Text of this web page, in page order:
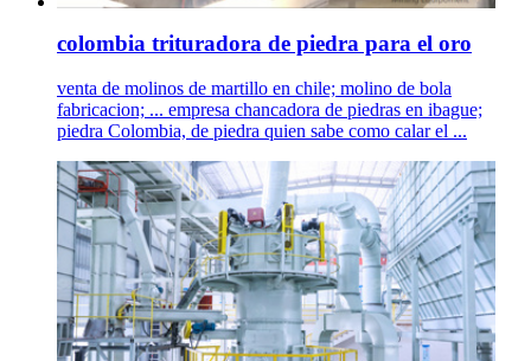
colombia trituradora de piedra para el oro
venta de molinos de martillo en chile; molino de bola
fabricacion; ... empresa chancadora de piedras en ibague;
piedra Colombia, de piedra quien sabe como calar el ...